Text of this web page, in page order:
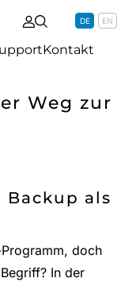
Kontakt
DE EN
Weg zur
Backup als
doch
In der